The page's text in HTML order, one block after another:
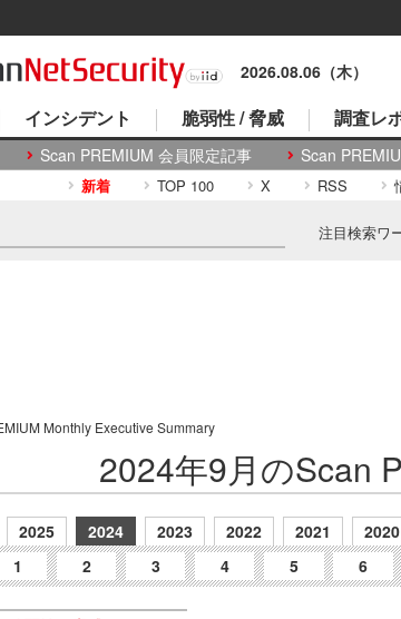
2026.08.06（木）
Scan PREMIUM 会員限定記事 Scan
インシデント 脆弱性 / 脅威 調査レ
新着 TOP 100 X RSS
注目検索ワ
Monthly Executive Summary
2024年9月のScan
2025 2024 2023 2022 2021 2020
1 2 3 4 5 6